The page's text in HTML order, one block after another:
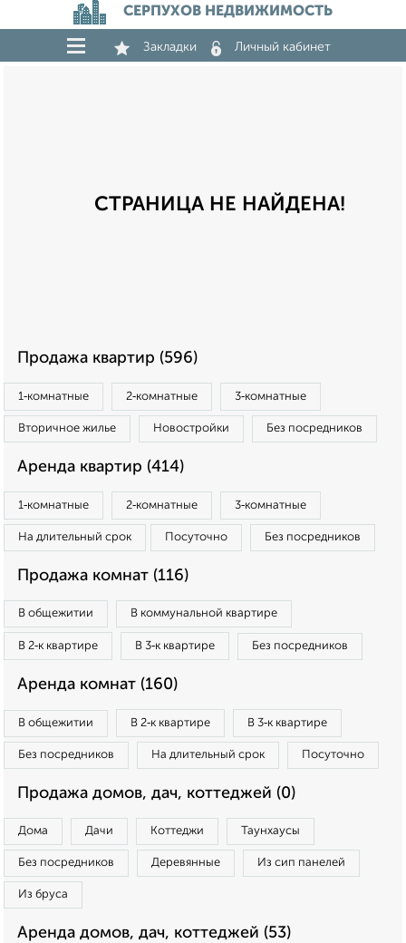
СЕРПУХОВ НЕДВИЖИМОСТЬ
Закладки Личный кабинет
СТРАНИЦА НЕ НАЙДЕНА!
Продажа квартир (596)
1‑комнатные 2‑комнатные 3‑комнатные
Вторичное жилье Новостройки Без посредников
Аренда квартир (414)
1‑комнатные 2‑комнатные 3‑комнатные
На длительный срок Посуточно Без посредников
Продажа комнат (116)
В общежитии В коммунальной квартире
В 2‑к квартире В 3‑к квартире Без посредников
Аренда комнат (160)
В общежитии В 2‑к квартире В 3‑к квартире
Без посредников На длительный срок Посуточно
Продажа домов, дач, коттеджей (0)
Дома Дачи Коттеджи Таунхаусы
Без посредников Деревянные Из сип панелей
Из бруса
Аренда домов, дач, коттеджей (53)